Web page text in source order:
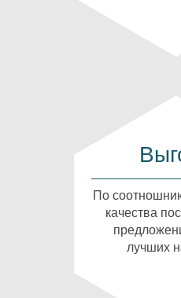
По
качества
лучших